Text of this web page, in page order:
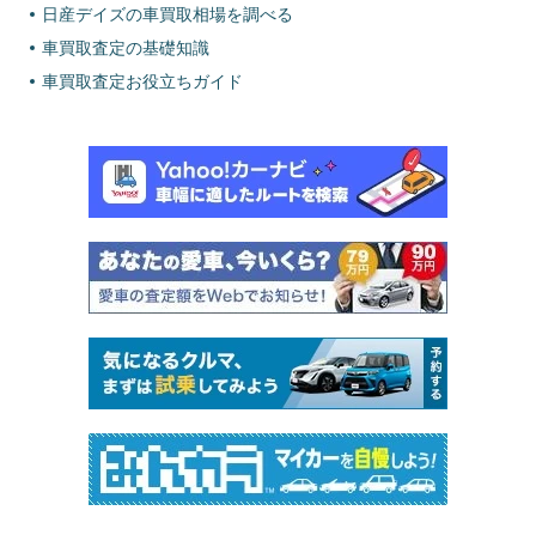
日産デイズの車買取相場を調べる
車買取査定の基礎知識
車買取査定お役立ちガイド